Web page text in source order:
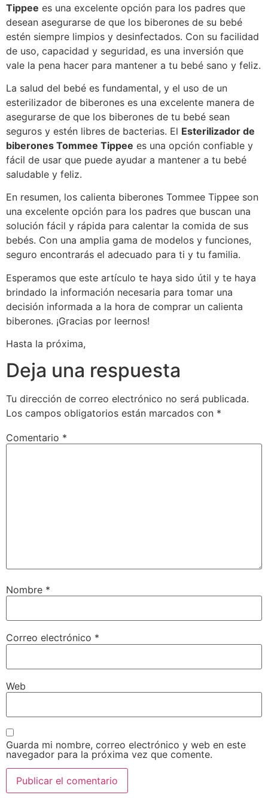
Tippee es una excelente opción para los padres que
desean asegurarse de que los biberones de su bebé
estén siempre limpios y desinfectados. Con su facilidad
de uso, capacidad y seguridad, es una inversión que
vale la pena hacer para mantener a tu bebé sano y feliz.
La salud del bebé es fundamental, y el uso de un
esterilizador de biberones es una excelente manera de
asegurarse de que los biberones de tu bebé sean
seguros y estén libres de bacterias. El Esterilizador de
biberones Tommee Tippee es una opción confiable y
fácil de usar que puede ayudar a mantener a tu bebé
saludable y feliz.
En resumen, los calienta biberones Tommee Tippee son
una excelente opción para los padres que buscan una
solución fácil y rápida para calentar la comida de sus
bebés. Con una amplia gama de modelos y funciones,
seguro encontrarás el adecuado para ti y tu familia.
Esperamos que este artículo te haya sido útil y te haya
brindado la información necesaria para tomar una
decisión informada a la hora de comprar un calienta
biberones. ¡Gracias por leernos!
Hasta la próxima,
Deja una respuesta
Tu dirección de correo electrónico no será publicada.
Los campos obligatorios están marcados con *
Comentario *
Nombre *
Correo electrónico *
Web
Guarda mi nombre, correo electrónico y web en este
navegador para la próxima vez que comente.